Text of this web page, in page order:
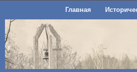
Главная